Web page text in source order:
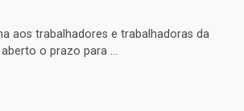
aos trabalhadores e trabalhadoras da
o prazo para ...